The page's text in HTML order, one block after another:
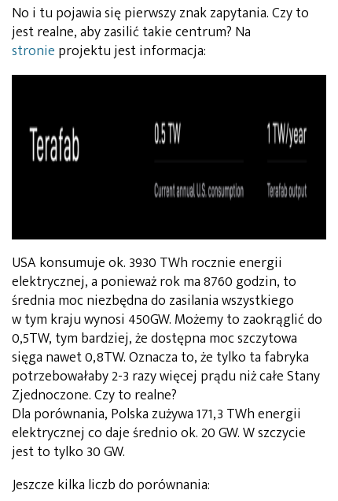
No i tu pojawia się pierwszy znak zapytania. Czy to
jest realne, aby zasilić takie centrum? Na
stronie projektu jest informacja:
USA konsumuje ok. 3930 TWh rocznie energii
elektrycznej, a ponieważ rok ma 8760 godzin, to
średnia moc niezbędna do zasilania wszystkiego
w tym kraju wynosi 450GW. Możemy to zaokrąglić do
0,5TW, tym bardziej, że dostępna moc szczytowa
sięga nawet 0,8TW. Oznacza to, że tylko ta fabryka
potrzebowałaby 2-3 razy więcej prądu niż całe Stany
Zjednoczone. Czy to realne?
Dla porównania, Polska zużywa 171,3 TWh energii
elektrycznej co daje średnio ok. 20 GW. W szczycie
jest to tylko 30 GW.
Jeszcze kilka liczb do porównania: